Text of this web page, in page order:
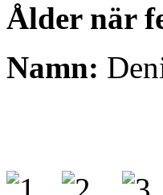
Ålder när
Namn: